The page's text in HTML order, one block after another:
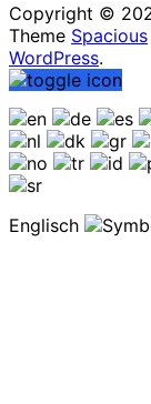
Copyright ©
Theme Spacious
WordPress.
Englisch